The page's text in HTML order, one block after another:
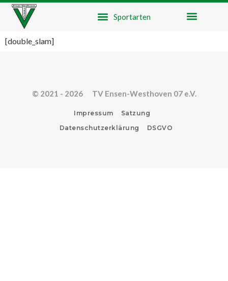
[double_slam]
© 2021 - 2026 TV Ensen-Westhoven 07 e.V.
Impressum
Satzung
Datenschutzerklärung
DSGVO